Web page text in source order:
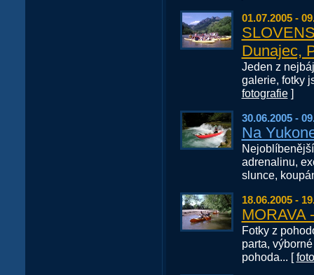
01.07.2005 -
Dunajec,
Jeden z
galerie, fotky
fotografie]
30.06.2005 -
Na
adrenalinu,
slunce,
18.06.2005 -
MORAVA
Fotky z
parta,
pohoda... [